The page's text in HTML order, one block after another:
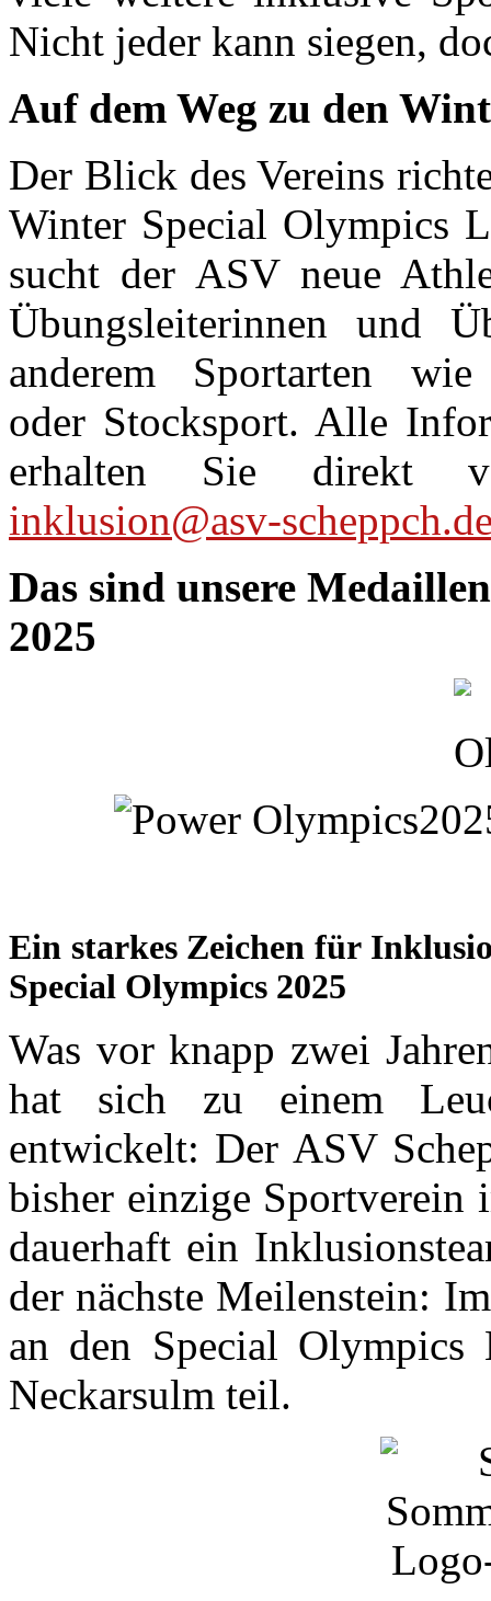
Nicht jeder kann siegen,
Auf dem Weg zu den
Der Blick des Vereins
Winter Special Olympics
sucht der ASV neue
Übungsleiterinnen und
anderem Sportarten wie
oder Stocksport. Alle
erhalten Sie direkt
inklusion@asv-
Das sind unsere
2025
Ein starkes Zeichen für
Special Olympics 2025
Was vor knapp zwei
hat sich zu einem
entwickelt: Der ASV
bisher einzige
dauerhaft ein
der nächste Meilenstein:
an den Special Olympics
Neckarsulm teil.